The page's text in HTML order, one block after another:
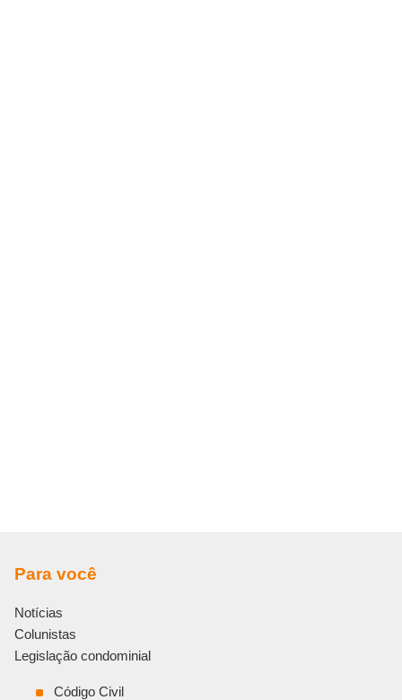
Para você
Notícias
Colunistas
Legislação condominial
Código Civil